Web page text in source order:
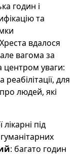
годин і
та
вдалося
вагома за
центром уваги:
для
людей, які
під
: багато годин